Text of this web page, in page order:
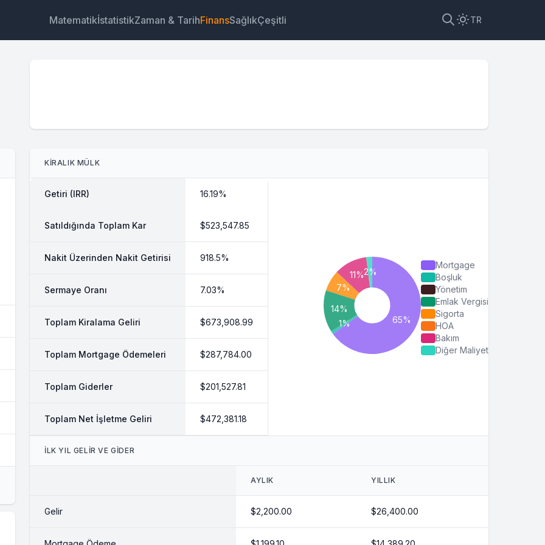
MatematikİstatistikZaman & TarihFinansSağlıkÇeşitli TR
KIRALIK MÜLK
Getiri (IRR) 16.19%
Satıldığında Toplam Kar $523,547.85
Nakit Üzerinden Nakit Getirisi 918.5%
Sermaye Oranı 7.03%
Toplam Kiralama Geliri $673,908.99
Toplam Mortgage Ödemeleri $287,784.00
Toplam Giderler $201,527.81
Toplam Net İşletme Geliri $472,381.18
Mortgage
Boşluk
Yönetim
Emlak Vergisi
Sigorta
HOA
Bakım
Diğer Maliyet
İLK YIL GELİR VE GİDER
AYLIK YILLIK
Gelir $2,200.00 $26,400.00